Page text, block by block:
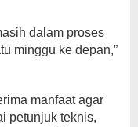
dalam proses
minggu ke depan,”
manfaat agar
petunjuk teknis,